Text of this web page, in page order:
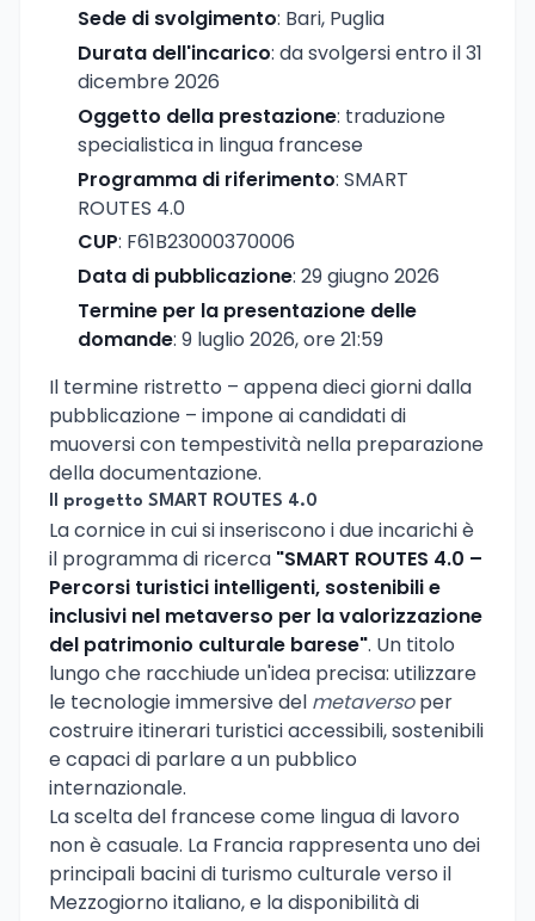
Sede di svolgimento: Bari, Puglia
Durata dell'incarico: da svolgersi entro il 31
dicembre 2026
Oggetto della prestazione: traduzione
specialistica in lingua francese
Programma di riferimento: SMART
ROUTES 4.0
CUP: F61B23000370006
Data di pubblicazione: 29 giugno 2026
Termine per la presentazione delle
domande: 9 luglio 2026, ore 21:59
Il termine ristretto – appena dieci giorni dalla
pubblicazione – impone ai candidati di
muoversi con tempestività nella preparazione
della documentazione.
Il progetto SMART ROUTES 4.0
La cornice in cui si inseriscono i due incarichi è
il programma di ricerca "SMART ROUTES 4.0 –
Percorsi turistici intelligenti, sostenibili e
inclusivi nel metaverso per la valorizzazione
del patrimonio culturale barese". Un titolo
lungo che racchiude un'idea precisa: utilizzare
le tecnologie immersive del metaversoper
costruire itinerari turistici accessibili, sostenibili
e capaci di parlare a un pubblico
internazionale.
La scelta del francese come lingua di lavoro
non è casuale. La Francia rappresenta uno dei
principali bacini di turismo culturale verso il
Mezzogiorno italiano, e la disponibilità di